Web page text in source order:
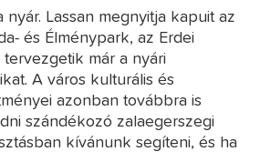
nyár. Lassan megnyitja kapuit az
és Élménypark, az Erdei
már a nyári
A város kulturális és
azonban továbbra is
szándékozó zalaegerszegi
kívánunk segíteni, és ha